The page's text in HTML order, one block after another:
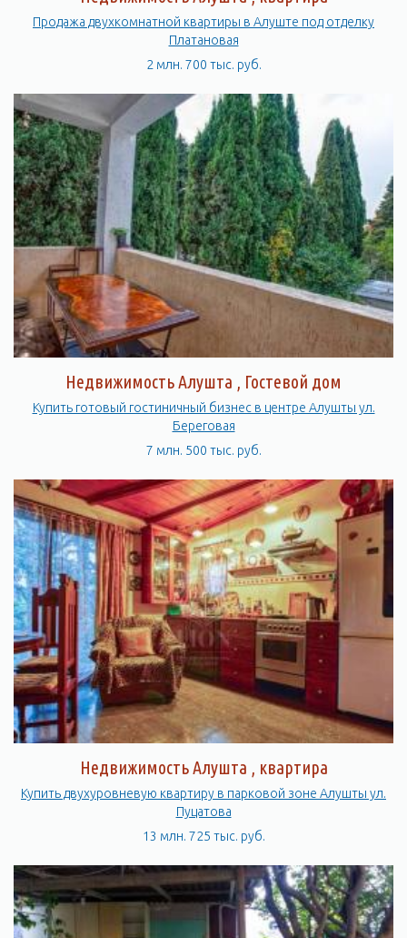
Продажа двухкомнатной квартиры в Алуште под отделку
Платановая
2 млн. 700 тыс. руб.
Недвижимость Алушта , Гостевой дом
Купить готовый гостиничный бизнес в центре Алушты ул.
Береговая
7 млн. 500 тыс. руб.
Недвижимость Алушта , квартира
Купить двухуровневую квартиру в парковой зоне Алушты ул.
Пуцатова
13 млн. 725 тыс. руб.